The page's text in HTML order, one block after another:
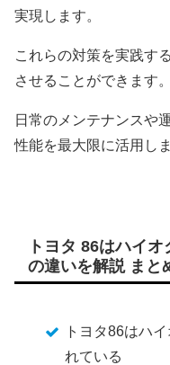
実現します。
これらの対策を実践す
させることができます。
日常のメンテナンスや
性能を最大限に活用し
トヨタ 86はハイ
の違いを解説 まと
トヨタ86はハ
れている